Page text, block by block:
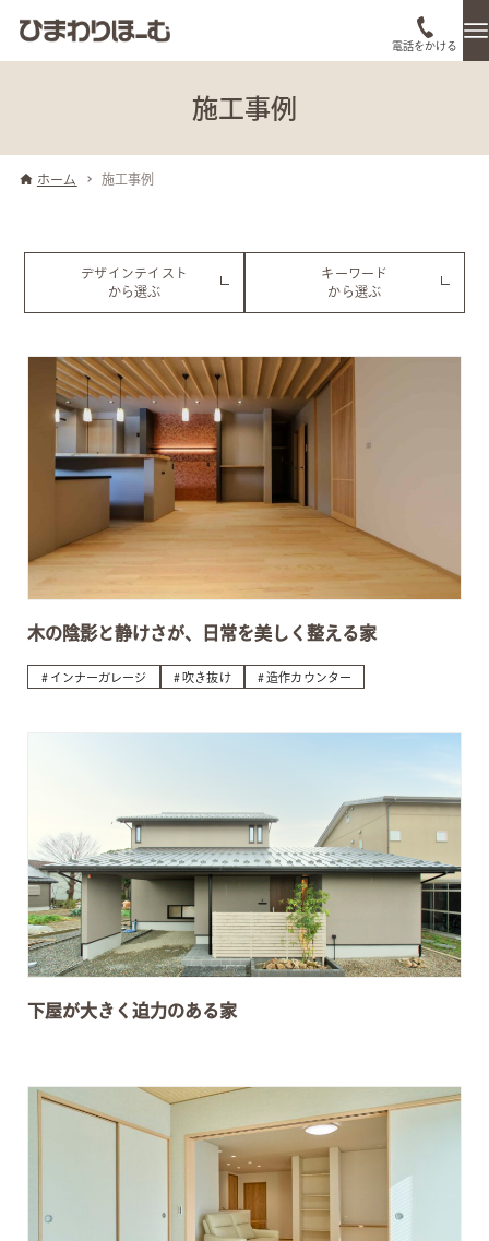
電話をかける
施工事例
ホーム 施工事例
デザインテイスト
から選ぶ
キーワード
から選ぶ
木の陰影と静けさが、日常を美しく整える家
インナーガレージ 吹き抜け 造作カウンター
下屋が大きく迫力のある家